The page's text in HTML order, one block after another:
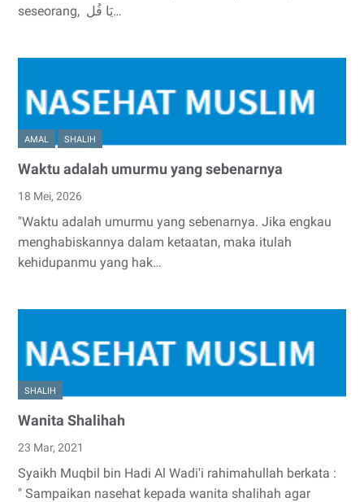
seseorang, يَا فُل…
AMAL SHALIH
Waktu adalah umurmu yang sebenarnya
18 Mei, 2026
"Waktu adalah umurmu yang sebenarnya. Jika engkau
menghabiskannya dalam ketaatan, maka itulah
kehidupanmu yang hak…
SHALIH
Wanita Shalihah
23 Mar, 2021
Syaikh Muqbil bin Hadi Al Wadi'i rahimahullah berkata :
" Sampaikan nasehat kepada wanita shalihah agar